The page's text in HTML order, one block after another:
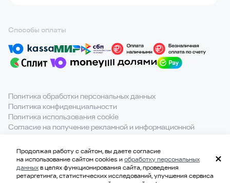
Способы оплаты
Политика обработки персональных данных
Политика конфиденциальности
Политика использования cookie
Согласие на получение рекламной и информационной
При полном или частичном использовании материалов с
сайта ссылка на источник обязательна.
Продолжая работу с сайтом, вы даете согласие
на использование сайтом cookies иобработку персональных
данныхв целях функционирования сайта, проведения
ретаргетинга, статистических исследований, улучшения сервиса